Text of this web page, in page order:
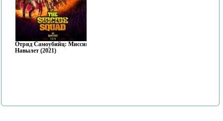
Отряд Самоубийц: Миссия
Навылет (2021)